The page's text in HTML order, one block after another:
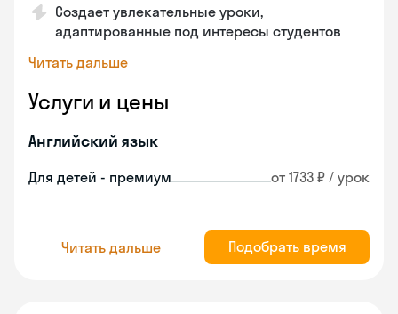
Создает увлекательные уроки,
адаптированные под интересы студентов
Читать дальше
Услуги и цены
Английский язык
Для детей - премиум от 1733 ₽ / урок
Читать дальше Подобрать время